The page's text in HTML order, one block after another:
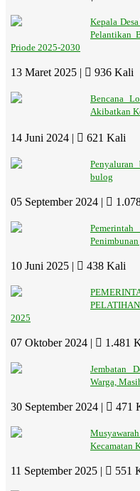
Kepala
Pelantikan
Priode 2025-2030
13 Maret 2025 | 936 Kali
Bencana
Akibatkan
14 Juni 2024 | 621 Kali
bulog
05 September 2024 |
10 Juni 2025 | 438 Kali
2025
07 Oktober 2024 | 1.481
Jembatan
Warga,
30 September 2024 | 471
Kecamatan
11 September 2025 | 551